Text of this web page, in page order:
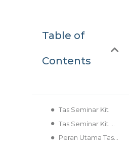
Table of
Contents
Tas Seminar Kit
Peran Utama Tas Seminar Kit Event bagi Event Profesional